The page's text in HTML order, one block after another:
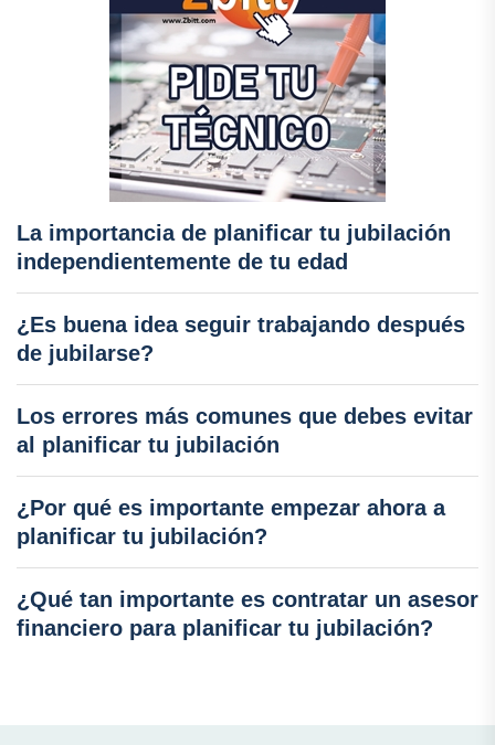
La importancia de planificar tu jubilación
independientemente de tu edad
¿Es buena idea seguir trabajando después
de jubilarse?
Los errores más comunes que debes evitar
al planificar tu jubilación
¿Por qué es importante empezar ahora a
planificar tu jubilación?
¿Qué tan importante es contratar un asesor
financiero para planificar tu jubilación?